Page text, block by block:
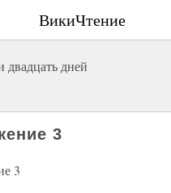
ВикиЧтение
двадцать дней
3
3